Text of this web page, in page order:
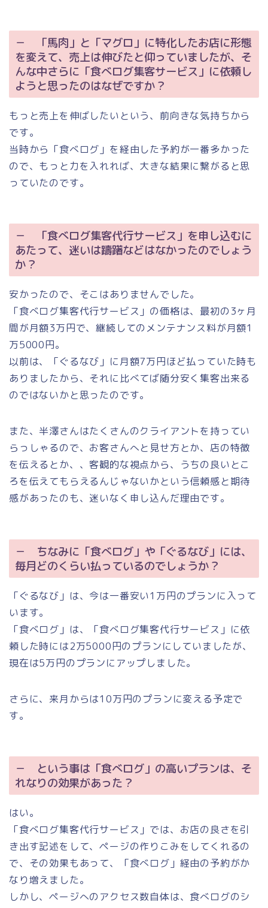
－ 「馬肉」と「マグロ」に特化したお店に形態
を変えて、売上は伸びたと仰っていましたが、そ
んな中さらに「食べログ集客サービス」に依頼し
ようと思ったのはなぜですか？
もっと売上を伸ばしたいという、前向きな気持ちから
です。
当時から「食べログ」を経由した予約が一番多かった
ので、もっと力を入れれば、大きな結果に繋がると思
っていたのです。
－ 「食べログ集客代行サービス」を申し込むに
あたって、迷いは躊躇などはなかったのでしょう
か？
安かったので、そこはありませんでした。
「食べログ集客代行サービス」の価格は、最初の3ヶ月
間が月額3万円で、継続してのメンテナンス料が月額1
万5000円。
以前は、「ぐるなび」に月額7万円ほど払っていた時も
ありましたから、それに比べてば随分安く集客出来る
のではないかと思ったのです。
また、半澤さんはたくさんのクライアントを持ってい
らっしゃるので、お客さんへと見せ方とか、店の特徴
を伝えるとか、、客観的な視点から、うちの良いとこ
ろを伝えてもらえるんじゃないかという信頼感と期待
感があったのも、迷いなく申し込んだ理由です。
－ ちなみに「食べログ」や「ぐるなび」には、
毎月どのくらい払っているのでしょうか？
「ぐるなび」は、今は一番安い1万円のプランに入って
います。
「食べログ」は、「食べログ集客代行サービス」に依
頼した時には2万5000円のプランにしていましたが、
現在は5万円のプランにアップしました。
さらに、来月からは10万円のプランに変える予定で
す。
－ という事は「食べログ」の高いプランは、そ
れなりの効果があった？
はい。
「食べログ集客代行サービス」では、お店の良さを引
き出す記述をして、ページの作りこみをしてくれるの
で、その効果もあって、「食べログ」経由の予約がか
なり増えました。
しかし、ページへのアクセス数自体は、食べログのシ